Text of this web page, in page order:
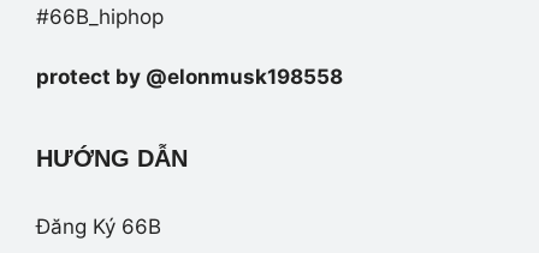
#66B_hiphop
protect by @elonmusk198558
HƯỚNG DẪN
Đăng Ký 66B